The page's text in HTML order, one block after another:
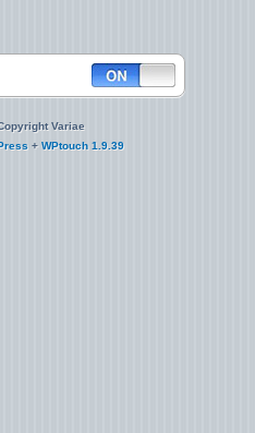
Variae
+ WPtouch 1.9.39